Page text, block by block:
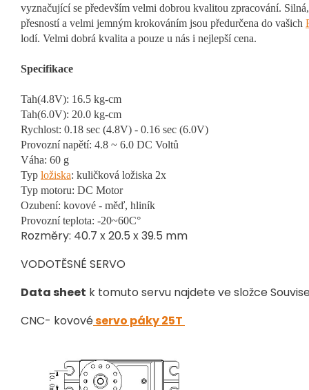
vyznačující se především velmi dobrou kvalitou zpracování.
přesností a velmi jemným krokováním jsou předurčena do vašich
lodí. Velmi dobrá kvalita a pouze u nás i nejlepší cena.
Specifikace
Tah(4.8V): 16.5 kg-cm
Tah(6.0V): 20.0 kg-cm
Rychlost: 0.18 sec (4.8V) - 0.16 sec (6.0V)
Provozní napětí: 4.8 ~ 6.0 DC Voltů
Váha: 60 g
Typ ložiska: kuličková ložiska 2x
Typ motoru: DC Motor
Ozubení: kovové - měď, hliník
Provozní teplota: -20~60C°
Rozměry: 40.7 x 20.5 x 39.5 mm
VODOTĚSNÉ SERVO
Data sheet k tomuto servu najdete ve složce
CNC- kovovéservo páky 25T